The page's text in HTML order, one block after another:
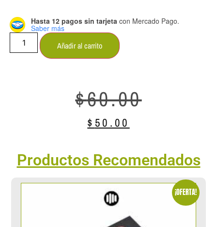
Hasta 12 pagos sin tarjeta con Mercado Pago.
Saber más
Añadir al carrito
$60.00
$ 50.00
Productos Recomendados
¡OFERTA!